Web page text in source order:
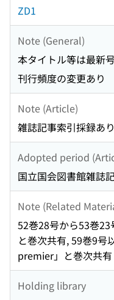
ZD1
Note (General)
本タイトル等は最新
刊行頻度の変更あり
Note (Article)
雑誌記事索引採録あり
Adopted period
国立国会図書館雑誌
Note (Related
52巻28号から53巻
と巻次共有, 59巻9
premier」と巻次共有
Holding library